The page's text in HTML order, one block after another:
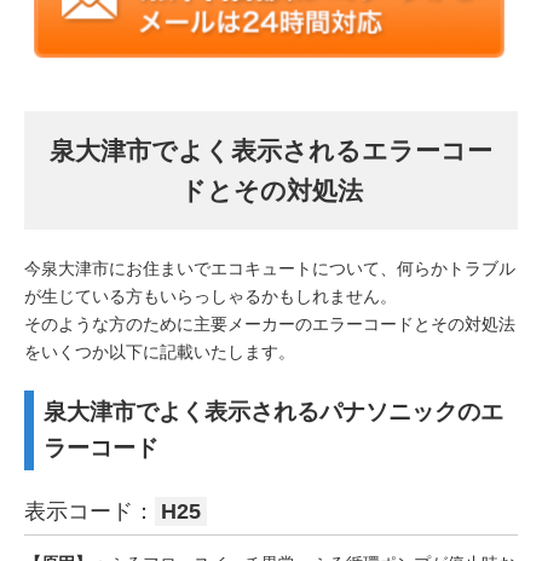
泉大津市でよく表示されるエラーコー
ドとその対処法
今泉大津市にお住まいでエコキュートについて、何らかトラブル
が生じている方もいらっしゃるかもしれません。
そのような方のために主要メーカーのエラーコードとその対処法
をいくつか以下に記載いたします。
泉大津市でよく表示されるパナソニックのエ
ラーコード
表示コード： H25